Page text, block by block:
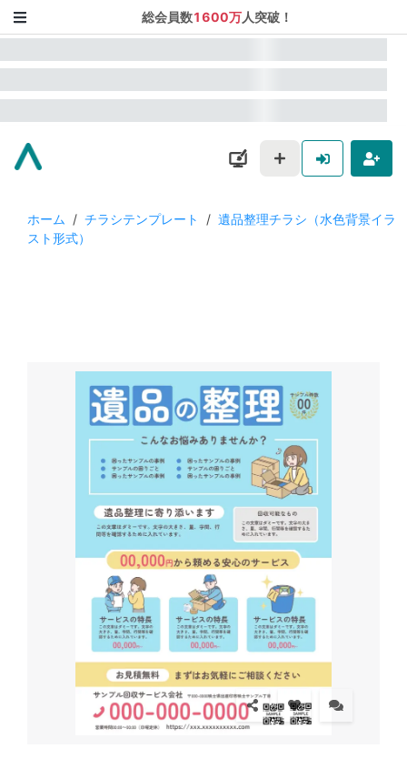
総会員数1600万人突破！
ホーム / チラシテンプレート / 遺品整理チラシ（水色背景イラ
スト形式）